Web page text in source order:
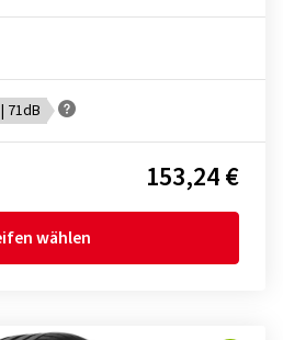
71dB
153,24 €
wählen